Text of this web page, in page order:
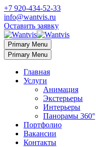
+7 920-434-52-33
info@wantvis.ru
Оставить заявку
Primary Menu
Primary Menu
Главная
Услуги
Анимация
Экстерьеры
Интерьеры
Панорамы 360°
Портфолио
Вакансии
Контакты